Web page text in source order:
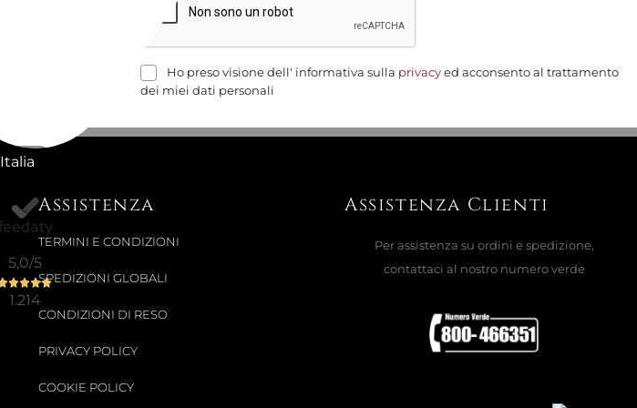
Italia
5,0/5
1.214
Ho preso visione dell' informativa sulla privacyed acconsento al trattamento
dei miei dati personali
Assistenza
TERMINI E CONDIZIONI
SPEDIZIONI GLOBALI
CONDIZIONI DI RESO
PRIVACY POLICY
COOKIE POLICY
Assistenza Clienti
Per assistenza su ordini e spedizione,
contattaci al nostro numero verde